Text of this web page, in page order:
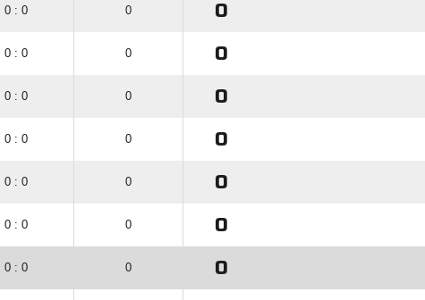
0 : 0 0 0
0 : 0 0 0
0 : 0 0 0
0 : 0 0 0
0 : 0 0 0
0 : 0 0 0
0 : 0 0 0